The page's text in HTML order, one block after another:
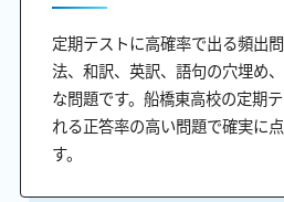
定期テストに高確率で出る頻出
法、和訳、英訳、語句の穴埋め
な問題です。船橋東高校の定期
れる正答率の高い問題で確実に
す。